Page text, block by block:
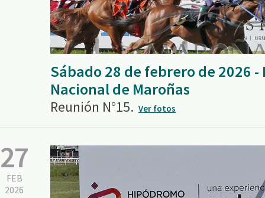
Sábado 28 de febrero de 2026
Nacional de Maroñas
Reunión N°15. Ver fotos
27
FEB
2026